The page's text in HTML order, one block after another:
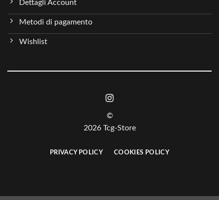
Dettagli Account
Metodi di pagamento
Wishlist
©
2026 Tcg-Store
PRIVACY POLICY COOKIES POLICY